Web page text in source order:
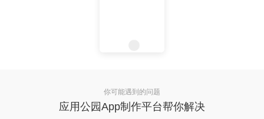
你可能遇到的问题
应用公园App制作平台帮你解决